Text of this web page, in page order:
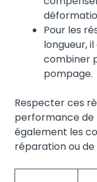
Pour les
longueur,
combiner
pompage.
Respecter ces
performance de
également les
réparation ou